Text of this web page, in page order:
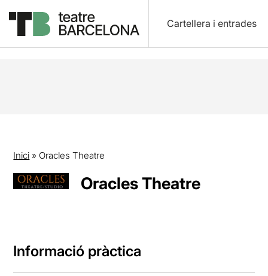
Cartellera i entrades
Inici » Oracles Theatre
Oracles Theatre
Informació pràctica